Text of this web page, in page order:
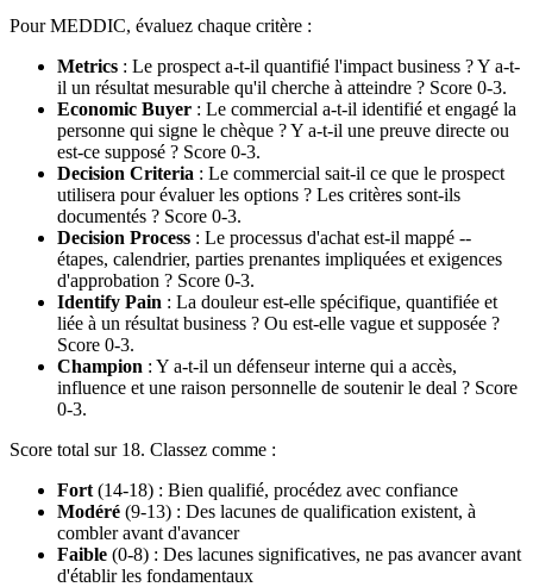
Pour MEDDIC, évaluez chaque critère :
Metrics : Le prospect a-t-il quantifié l'impact business ? Y a-t-
il un résultat mesurable qu'il cherche à atteindre ? Score 0-3.
Economic Buyer : Le commercial a-t-il identifié et engagé la
personne qui signe le chèque ? Y a-t-il une preuve directe ou
est-ce supposé ? Score 0-3.
Decision Criteria : Le commercial sait-il ce que le prospect
utilisera pour évaluer les options ? Les critères sont-ils
documentés ? Score 0-3.
Decision Process : Le processus d'achat est-il mappé --
étapes, calendrier, parties prenantes impliquées et exigences
d'approbation ? Score 0-3.
Identify Pain : La douleur est-elle spécifique, quantifiée et
liée à un résultat business ? Ou est-elle vague et supposée ?
Score 0-3.
Champion : Y a-t-il un défenseur interne qui a accès,
influence et une raison personnelle de soutenir le deal ? Score
0-3.
Score total sur 18. Classez comme :
Fort (14-18) : Bien qualifié, procédez avec confiance
Modéré (9-13) : Des lacunes de qualification existent, à
combler avant d'avancer
Faible (0-8) : Des lacunes significatives, ne pas avancer avant
d'établir les fondamentaux